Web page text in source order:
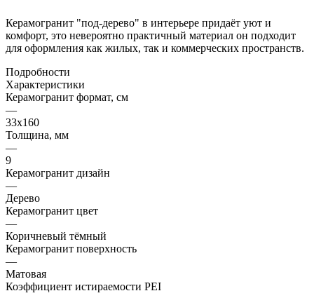
Керамогранит "под-дерево" в интерьере придаёт уют и
комфорт, это невероятно практичный материал он подходит
для оформления как жилых, так и коммерческих пространств.
Подробности
Характеристики
Керамогранит формат, см
—
33х160
Толщина, мм
—
9
Керамогранит дизайн
—
Дерево
Керамогранит цвет
—
Коричневый тёмный
Керамогранит поверхность
—
Матовая
Коэффициент истираемости PEI